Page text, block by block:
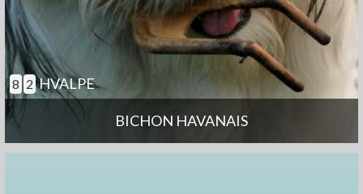
BICHON HAVANAIS
8 2 HVALPE